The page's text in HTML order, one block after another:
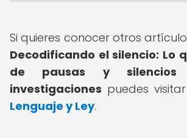
Si quieres conocer otros
Decodificando el silencio: Lo
de pausas y
investigaciones puedes
Lenguaje y Ley.